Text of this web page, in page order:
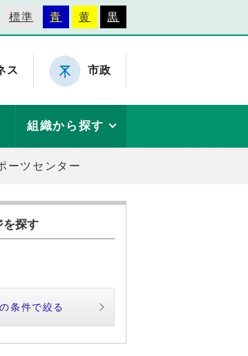
標準 青 黄 黒
ス 市政
組織から探す
ーツセンター
を探す
条件で絞る